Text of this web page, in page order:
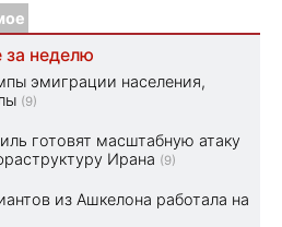
неделю
эмиграции населения,
(9)
готовят масштабную атаку
Ирана (9)
из Ашкелона работала на